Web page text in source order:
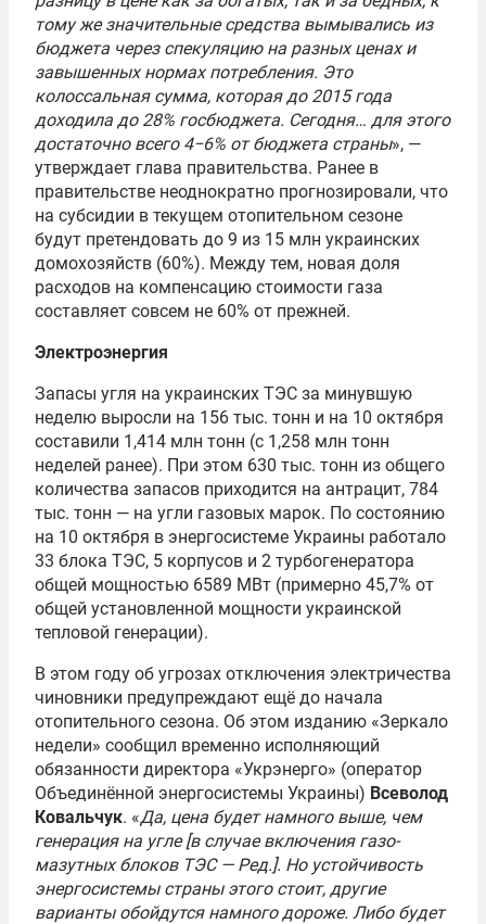
тому же значительные средства вымывались из
бюджета через спекуляцию на разных ценах и
завышенных нормах потребления. Это
колоссальная сумма, которая до 2015 года
доходила до 28% госбюджета. Сегодня… для этого
достаточно всего 4−6% от бюджета страны», —
утверждает глава правительства. Ранее в
правительстве неоднократно прогнозировали, что
на субсидии в текущем отопительном сезоне
будут претендовать до 9 из 15 млн украинских
домохозяйств (60%). Между тем, новая доля
расходов на компенсацию стоимости газа
составляет совсем не 60% от прежней.
Электроэнергия
Запасы угля на украинских ТЭС за минувшую
неделю выросли на 156 тыс. тонн и на 10 октября
составили 1,414 млн тонн (с 1,258 млн тонн
неделей ранее). При этом 630 тыс. тонн из общего
количества запасов приходится на антрацит, 784
тыс. тонн — на угли газовых марок. По состоянию
на 10 октября в энергосистеме Украины работало
33 блока ТЭС, 5 корпусов и 2 турбогенератора
общей мощностью 6589 МВт (примерно 45,7% от
общей установленной мощности украинской
тепловой генерации).
В этом году об угрозах отключения электричества
чиновники предупреждают ещё до начала
отопительного сезона. Об этом изданию «Зеркало
недели» сообщил временно исполняющий
обязанности директора «Укрэнерго» (оператор
Объединённой энергосистемы Украины) Всеволод
Ковальчук. «Да, цена будет намного выше, чем
генерация на угле [в случае включения газо-
мазутных блоков ТЭС — Ред.]. Но устойчивость
энергосистемы страны этого стоит, другие
варианты обойдутся намного дороже. Либо будет